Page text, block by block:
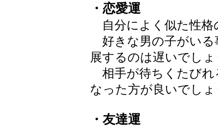
・恋愛運
自分によく似た性格
好きな男の子がいる
展するのは遅いでし
相手が待ちくたびれ
なった方が良いでし
・友達運